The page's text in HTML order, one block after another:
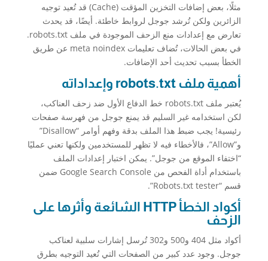
مثلًا، بعض إضافات التخزين المؤقت (Cache) قد تُعيد توجيه
الزائرين ولكن تُرشد جوجل لروابط خاطئة. أيضًا، قد يحدث
تعارض مع إعدادات منع الزحف الموجودة في ملف robots.txt.
في بعض الحالات، تُضاف تعليمات meta noindex عن طريق
الخطأ بسبب تحديث أحد الإضافات.
أهمية ملف robots.txt وإعداداته
يُعتبر ملف robots.txt خط الدفاع الأول ضد زحف العناكب،
لكن استخدامه غير السليم قد يمنع جوجل من فهرسة صفحات
رئيسية! يجب ضبط هذا الملف بدقة وفهم أوامر “Disallow”
و”Allow”، فالأخطاء فيه لا تظهر للمستخدمين ولكنها تعني عمليًا
“اختفاء الموقع من جوجل”. يمكن اختبار إعدادات الملف
باستخدام أداة الفحص من Google Search Console ضمن
قسم “Robots.txt tester”.
أكواد الخطأ HTTP الشائعة وأثرها على
الزحف
أكواد مثل 404 و500 و302 تُرسل إشارات سلبية لعناكب
جوجل. وجود عدد كبير من الصفحات التي تُعيد التوجيه بطرق